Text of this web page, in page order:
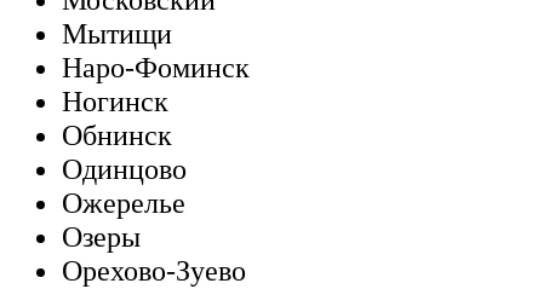
Мытищи
Наро-Фоминск
Ногинск
Обнинск
Одинцово
Ожерелье
Озеры
Орехово-Зуево